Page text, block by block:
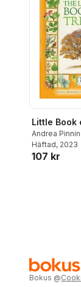
Little Book
Andrea
Buckingham
Häftad, 2023
107 kr
Bokus @